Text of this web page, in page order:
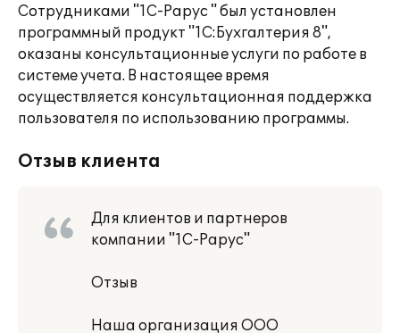
Сотрудниками "1С-Рарус " был установлен
программный продукт "1С:Бухгалтерия 8",
оказаны консультационные услуги по работе в
системе учета. В настоящее время
осуществляется консультационная поддержка
пользователя по использованию программы.
Отзыв клиента
Для клиентов и партнеров
компании "1С-Рарус"
Отзыв
Наша организация ООО